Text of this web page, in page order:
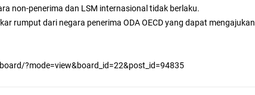
non-penerima dan LSM internasional tidak berlaku.
rumput dari negara penerima ODA OECD yang dapat mengajukan
?mode=view&board_id=22&post_id=94835